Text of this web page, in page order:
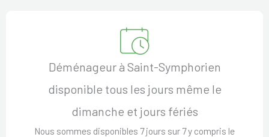
Déménageur à Saint-Symphorien
disponible tous les jours même le
dimanche et jours fériés
Nous sommes disponibles 7 jours sur 7 y compris le